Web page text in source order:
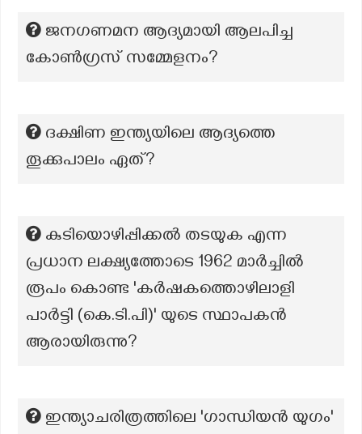
ജനഗണമന ആദ്യമായി ആലപിച്ച
കോൺഗ്രസ് സമ്മേളനം?
ദക്ഷിണ ഇന്ത്യയിലെ ആദ്യത്തെ
തൂക്കുപാലം ഏത്?
കുടിയൊഴിപ്പിക്കൽ തടയുക എന്ന
പ്രധാന ലക്ഷ്യത്തോടെ 1962 മാർച്ചിൽ
രൂപം കൊണ്ട 'കർഷകത്തൊഴിലാളി
പാർട്ടി (കെ.ടി.പി)' യുടെ സ്ഥാപകൻ
ആരായിരുന്നു?
ഇന്ത്യാചരിത്രത്തിലെ 'ഗാന്ധിയൻ യുഗം'